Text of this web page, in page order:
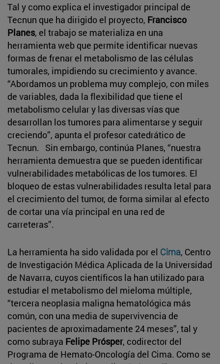
Tal y como explica el investigador principal de
Tecnun que ha dirigido el proyecto, Francisco
Planes, el trabajo se materializa en una
herramienta web que permite identificar nuevas
formas de frenar el metabolismo de las células
tumorales, impidiendo su crecimiento y avance.
“Abordamos un problema muy complejo, con miles
de variables, dada la flexibilidad que tiene el
metabolismo celular y las diversas vías que
desarrollan los tumores para alimentarse y seguir
creciendo”, apunta el profesor catedrático de
Tecnun. Sin embargo, continúa Planes, “nuestra
herramienta demuestra que se pueden identificar
vulnerabilidades metabólicas de los tumores. El
bloqueo de estas vulnerabilidades resulta letal para
el crecimiento del tumor, de forma similar al efecto
de cortar una vía principal en una red de
carreteras”.
La herramienta ha sido validada por el Cima, Centro
de Investigación Médica Aplicada de la Universidad
de Navarra, cuyos científicos la han utilizado para
estudiar el metabolismo del mieloma múltiple,
“tercera neoplasia maligna hematológica más
común, con una media de supervivencia de
pacientes de aproximadamente 24 meses”, tal y
como subraya Felipe Prósper, codirector del
Programa de Hemato-Oncología del Cima. Como se